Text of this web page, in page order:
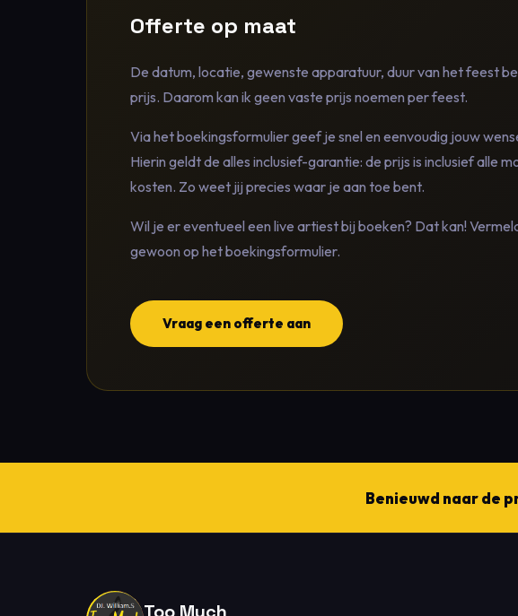
Offerte op maat
De datum, locatie, gewenste apparatuur, duur van het feest
prijs. Daarom kan ik geen vaste prijs noemen per feest.
Via het boekingsformulier geef je snel en eenvoudig jouw
Hierin geldt de alles inclusief-garantie: de prijs is inclusief alle
kosten. Zo weet jij precies waar je aan toe bent.
Wil je er eventueel een live artiest bij boeken? Dat kan!
gewoon op het boekingsformulier.
Vraag een offerte aan
Benieuwd naar de
Too Much